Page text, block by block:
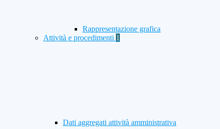
Rappresentazione grafica
Attività e procedimenti 1
Dati aggregati attività amministrativa